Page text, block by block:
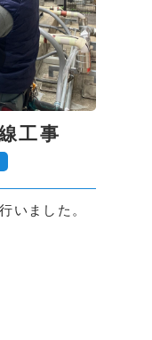
工事
いました。